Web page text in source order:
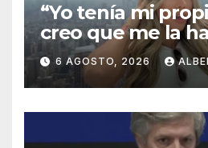
“Yo tenía mi
creo que me la
regalado”: qué
Candela Arizaga
justicia
6 AGOSTO, 2026